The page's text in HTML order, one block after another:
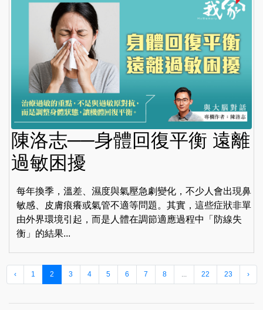
陳洛志──身體回復平衡 遠離
過敏困擾
每年換季，溫差、濕度與氣壓急劇變化，不少人會出現鼻
敏感、皮膚痕癢或氣管不適等問題。其實，這些症狀非單
由外界環境引起，而是人體在調節適應過程中「防線失
衡」的結果...
‹ 1 2 3 4 5 6 7 8 22 23 ›